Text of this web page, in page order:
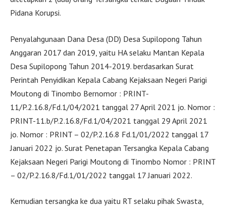
Pidana Korupsi.
Penyalahgunaan Dana Desa (DD) Desa Supilopong Tahun
Anggaran 2017 dan 2019, yaitu HA selaku Mantan Kepala
Desa Supilopong Tahun 2014-2019. berdasarkan Surat
Perintah Penyidikan Kepala Cabang Kejaksaan Negeri Parigi
Moutong di Tinombo Bernomor : PRINT-
11/P.2.16.8/Fd.1/04/2021 tanggal 27 April 2021 jo. Nomor :
PRINT-11.b/P.2.16.8/Fd.1/04/2021 tanggal 29 April 2021
jo. Nomor : PRINT – 02/P.2.16.8 Fd.1/01/2022 tanggal 17
Januari 2022 jo. Surat Penetapan Tersangka Kepala Cabang
Kejaksaan Negeri Parigi Moutong di Tinombo Nomor : PRINT
– 02/P.2.16.8/Fd.1/01/2022 tanggal 17 Januari 2022.
Kemudian tersangka ke dua yaitu RT selaku pihak Swasta,